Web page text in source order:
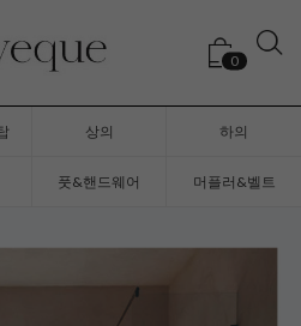
0
상의 하의
풋&핸드웨어 머플러&벨트